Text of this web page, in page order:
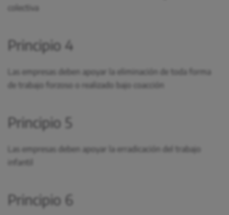
colectiva
Principio 4
Las empresas deben apoyar la eliminación de toda forma
de trabajo forzoso o realizado bajo coacción
Principio 5
Las empresas deben apoyar la erradicación del trabajo
infantil
Principio 6